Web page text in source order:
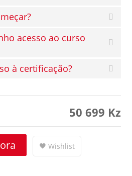
acesso ao curso
à certificação?
50 699 Kz
Wishlist